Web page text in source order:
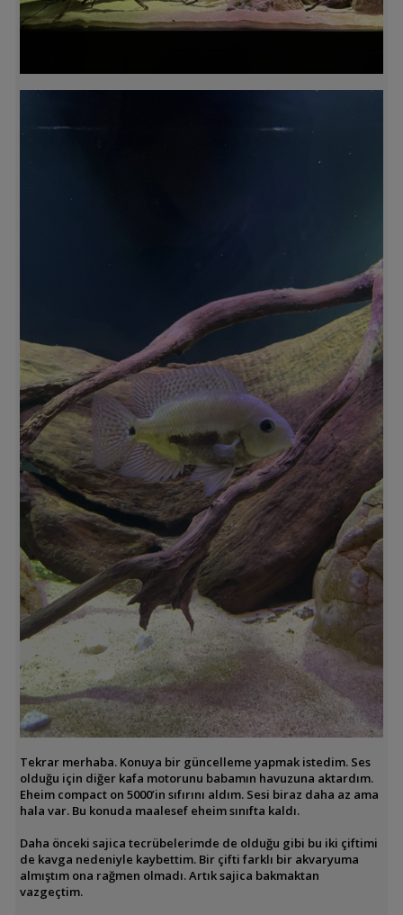
Tekrar merhaba. Konuya bir güncelleme yapmak istedim. Ses
olduğu için diğer kafa motorunu babamın havuzuna aktardım.
Eheim compact on 5000’in sıfırını aldım. Sesi biraz daha az ama
hala var. Bu konuda maalesef eheim sınıfta kaldı.
Daha önceki sajica tecrübelerimde de olduğu gibi bu iki çiftimi
de kavga nedeniyle kaybettim. Bir çifti farklı bir akvaryuma
almıştım ona rağmen olmadı. Artık sajica bakmaktan
vazgeçtim.